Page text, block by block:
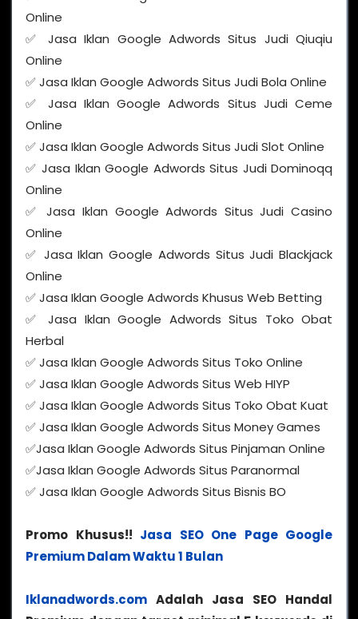
Online
✅ Jasa Iklan Google Adwords Situs Judi Qiuqiu
Online
✅ Jasa Iklan Google Adwords Situs Judi Bola Online
✅ Jasa Iklan Google Adwords Situs Judi Ceme
Online
✅ Jasa Iklan Google Adwords Situs Judi Slot Online
✅ Jasa Iklan Google Adwords Situs Judi Dominoqq
Online
✅ Jasa Iklan Google Adwords Situs Judi Casino
Online
✅ Jasa Iklan Google Adwords Situs Judi Blackjack
Online
✅ Jasa Iklan Google Adwords Khusus Web Betting
✅ Jasa Iklan Google Adwords Situs Toko Obat
Herbal
✅ Jasa Iklan Google Adwords Situs Toko Online
✅ Jasa Iklan Google Adwords Situs Web HIYP
✅ Jasa Iklan Google Adwords Situs Toko Obat Kuat
✅ Jasa Iklan Google Adwords Situs Money Games
✅Jasa Iklan Google Adwords Situs Pinjaman Online
✅Jasa Iklan Google Adwords Situs Paranormal
✅ Jasa Iklan Google Adwords Situs Bisnis BO
Promo Khusus!! Jasa SEO One Page Google
Premium Dalam Waktu 1 Bulan
Iklanadwords.com Adalah Jasa SEO Handal